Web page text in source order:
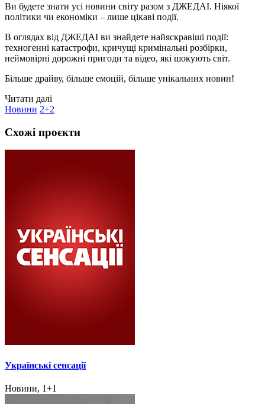
Ви будете знати усі новини світу разом з ДЖЕДАІ. Ніякої
політики чи економіки – лише цікаві події.
В оглядах від ДЖЕДАІ ви знайдете найяскравіші події:
техногенні катастрофи, кричущі кримінальні розбірки,
неймовірні дорожні пригоди та відео, які шокують світ.
Більше драйву, більше емоцій, більше унікальних новин!
Читати далі
Новини 2+2
Схожі проєкти
Українські сенсації
Новини, 1+1